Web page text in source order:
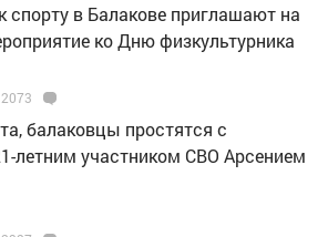
спорту в Балакове приглашают на
ко Дню физкультурника
2073
балаковцы простятся с
летним участником СВО Арсением